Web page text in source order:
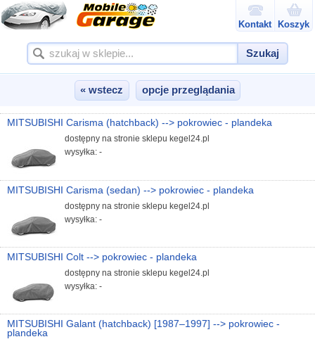
Kontakt Koszyk
Szukaj
« wstecz opcje przeglądania
MITSUBISHI Carisma (hatchback) --> pokrowiec - plandeka
dostępny na stronie sklepu kegel24.pl
wysyłka: -
MITSUBISHI Carisma (sedan) --> pokrowiec - plandeka
dostępny na stronie sklepu kegel24.pl
wysyłka: -
MITSUBISHI Colt --> pokrowiec - plandeka
dostępny na stronie sklepu kegel24.pl
wysyłka: -
MITSUBISHI Galant (hatchback) [1987–1997] --> pokrowiec -
plandeka